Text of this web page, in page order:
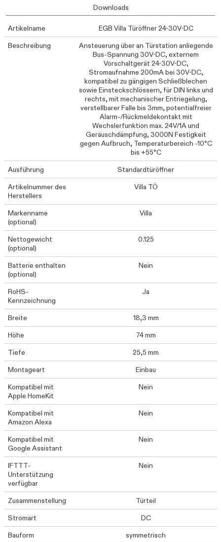
Downloads
Artikelname
EGB Villa Türöffner 24-30V-DC
Beschreibung
Ansteuerung über an Türstation anliegende
Bus-Spannung 30V-DC, externem
Vorschaltgerät 24-30V-DC,
Stromaufnahme 200mA bei 30V-DC,
kompatibel zu gängigen Schließblechen
sowie Einsteckschlössern, für DIN links und
rechts, mit mechanischer Entriegelung,
verstellbarer Falle bis 3mm, potentialfreier
Alarm-/Rückmeldekontakt mit
Wechslerfunktion max. 24V/1A und
Geräuschdämpfung, 3000N Festigkeit
gegen Aufbruch, Temperaturbereich -10°C
bis +55°C
Ausführung
Standardtüröffner
Artikelnummer des
Herstellers
Villa TÖ
Markenname
(optional)
Villa
Nettogewicht
(optional)
0.125
Batterie enthalten
(optional)
Nein
RoHS-
Kennzeichnung
Ja
Breite
18,3 mm
Höhe
74 mm
Tiefe
25,5 mm
Montageart
Einbau
Kompatibel mit
Apple HomeKit
Nein
Kompatibel mit
Amazon Alexa
Nein
Kompatibel mit
Google Assistant
Nein
IFTTT-
Unterstützung
verfügbar
Nein
Zusammenstellung
Türteil
Stromart
DC
Bauform
symmetrisch